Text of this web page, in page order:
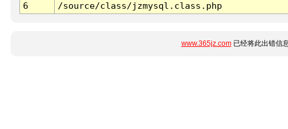
6
/source/class/jzmysql.class.php
www.365jz.com已经将此出错信